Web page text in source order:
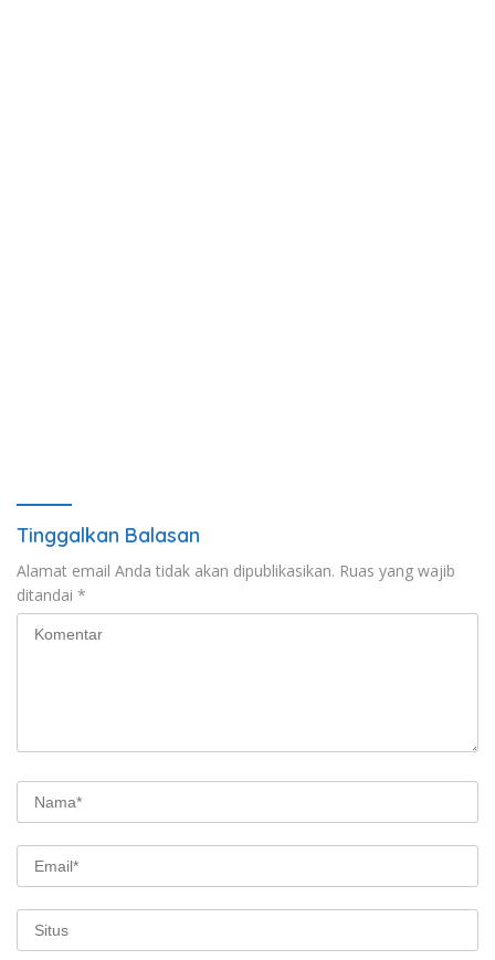
Tinggalkan Balasan
Alamat email Anda tidak akan dipublikasikan. Ruas yang wajib
ditandai *